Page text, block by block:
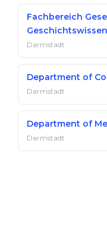
Fachbereich
Darmstadt
Department of
Darmstadt
Department of
Darmstadt